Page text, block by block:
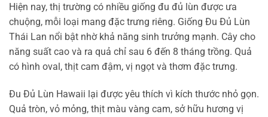
Hiện nay, thị trường có nhiều giống đu đủ lùn được ưa
chuộng, mỗi loại mang đặc trưng riêng. Giống Đu Đủ Lùn
Thái Lan nổi bật nhờ khả năng sinh trưởng mạnh. Cây cho
năng suất cao và ra quả chỉ sau 6 đến 8 tháng trồng. Quả
có hình oval, thịt cam đậm, vị ngọt và thơm đặc trưng.
Đu Đủ Lùn Hawaii lại được yêu thích vì kích thước nhỏ gọn.
Quả tròn, vỏ mỏng, thịt màu vàng cam, sở hữu hương vị